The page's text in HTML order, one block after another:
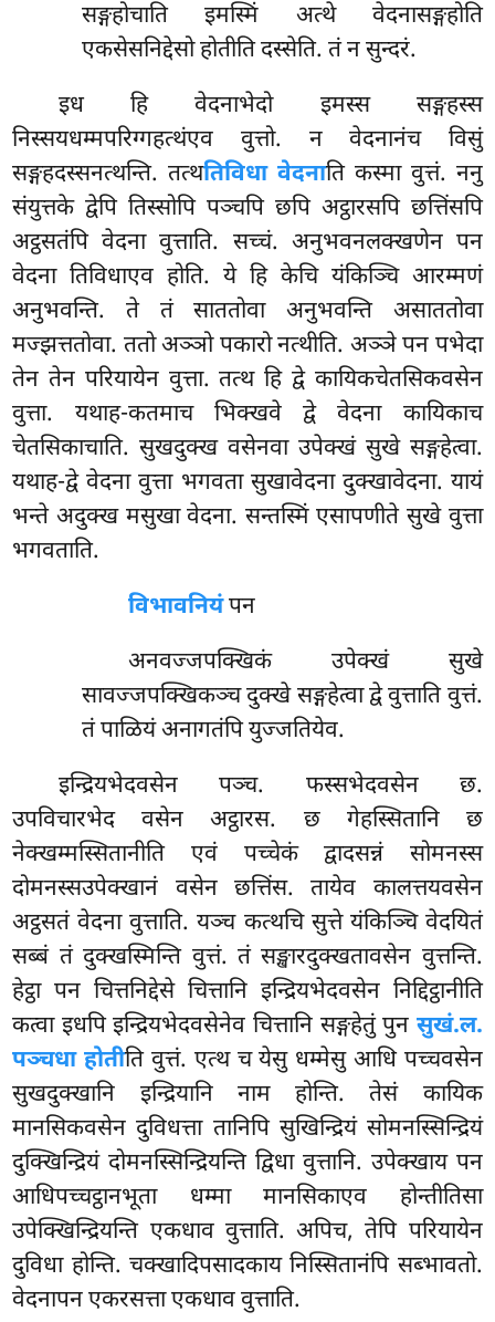
सङ्गहोचाति इमस्मिं अत्थे वेदनासङ्गहोति
एकसेसनिद्देसो होतीति दस्सेति. तं न सुन्दरं.
इध हि वेदनाभेदो इमस्स सङ्गहस्स
निस्सयधम्मपरिग्गहत्थंएव वुत्तो. न वेदनानंच विसुं
सङ्गहदस्सनत्थन्ति. तत्थतिविधा वेदनाति कस्मा वुत्तं. ननु
संयुत्तके द्वेपि तिस्सोपि पञ्चपि छपि अट्ठारसपि छत्तिंसपि
अट्ठसतंपि वेदना वुत्ताति. सच्चं. अनुभवनलक्खणेन पन
वेदना तिविधाएव होति. ये हि केचि यंकिञ्चि आरम्मणं
अनुभवन्ति. ते तं साततोवा अनुभवन्ति असाततोवा
मज्झत्ततोवा. ततो अञ्ञो पकारो नत्थीति. अञ्ञे पन पभेदा
तेन तेन परियायेन वुत्ता. तत्थ हि द्वे कायिकचेतसिकवसेन
वुत्ता. यथाह-कतमाच भिक्खवे द्वे वेदना कायिकाच
चेतसिकाचाति. सुखदुक्ख वसेनवा उपेक्खं सुखे सङ्गहेत्वा.
यथाह-द्वे वेदना वुत्ता भगवता सुखावेदना दुक्खावेदना. यायं
भन्ते अदुक्ख मसुखा वेदना. सन्तस्मिं एसापणीते सुखे वुत्ता
भगवताति.
विभावनियंपन
अनवज्जपक्खिकं उपेक्खं सुखे
सावज्जपक्खिकञ्च दुक्खे सङ्गहेत्वा द्वे वुत्ताति वुत्तं.
तं पाळियं अनागतंपि युज्जतियेव.
इन्द्रियभेदवसेनपञ्च. फस्सभेदवसेन छ.
उपविचारभेद वसेन अट्ठारस. छ गेहस्सितानि छ
नेक्खम्मस्सितानीति एवं पच्चेकं द्वादसन्नं सोमनस्स
दोमनस्सउपेक्खानं वसेन छत्तिंस. तायेव कालत्तयवसेन
अट्ठसतं वेदना वुत्ताति. यञ्च कत्थचि सुत्ते यंकिञ्चि वेदयितं
सब्बं तं दुक्खस्मिन्ति वुत्तं. तं सङ्खारदुक्खतावसेन वुत्तन्ति.
हेट्ठा पन चित्तनिद्देसे चित्तानि इन्द्रियभेदवसेन निद्दिट्ठानीति
कत्वा इधपि इन्द्रियभेदवसेनेव चित्तानि सङ्गहेतुं पुन सुखं.ल.
पञ्चधा होतीति वुत्तं. एत्थ च येसु धम्मेसु आधि पच्चवसेन
सुखदुक्खानि इन्द्रियानि नाम होन्ति. तेसं कायिक
मानसिकवसेन दुविधत्ता तानिपि सुखिन्द्रियं सोमनस्सिन्द्रियं
दुक्खिन्द्रियं दोमनस्सिन्द्रियन्ति द्विधा वुत्तानि. उपेक्खाय पन
आधिपच्चट्ठानभूता धम्मा मानसिकाएव होन्तीतिसा
उपेक्खिन्द्रियन्ति एकधाव वुत्ताति. अपिच, तेपि परियायेन
दुविधा होन्ति. चक्खादिपसादकाय निस्सितानंपि सब्भावतो.
वेदनापन एकरसत्ता एकधाव वुत्ताति.